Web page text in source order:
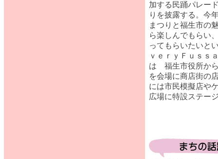
加する民踊パレー
りを披露する。今
まつりと福生市の
ら楽しんでもらい
ってもらいたいと
ｖｅｒｙＦｕｓｓ
は 福生市役所か
を会場に商店街の
には市民模擬店や
広場に特設ステー